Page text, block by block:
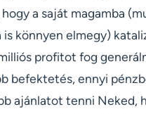
a saját magamba
könnyen elmegy)
profitot fog
befektetés, ennyi
ajánlatot tenni Neked,